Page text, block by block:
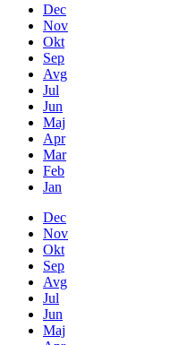
Dec
Nov
Okt
Sep
Avg
Jul
Jun
Maj
Apr
Mar
Feb
Jan
Dec
Nov
Okt
Sep
Avg
Jul
Jun
Maj